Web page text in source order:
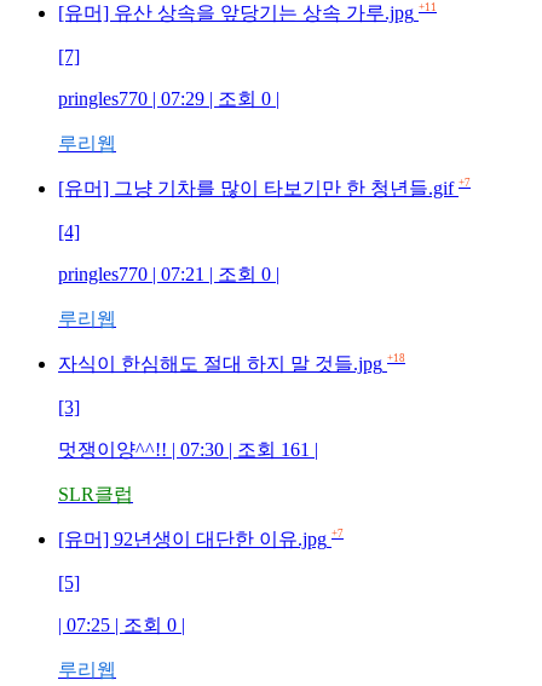
[유머] 유산 상속을 앞당기는 상속 가루.jpg +11
[7]
pringles770 | 07:29 | 조회 0 |
루리웹
[유머] 그냥 기차를 많이 타보기만 한 청년들.gif +7
[4]
pringles770 | 07:21 | 조회 0 |
루리웹
자식이 한심해도 절대 하지 말 것들.jpg +18
[3]
멋쟁이양^^!! | 07:30 | 조회 161 |
SLR클럽
[유머] 92년생이 대단한 이유.jpg +7
[5]
| 07:25 | 조회 0 |
루리웹